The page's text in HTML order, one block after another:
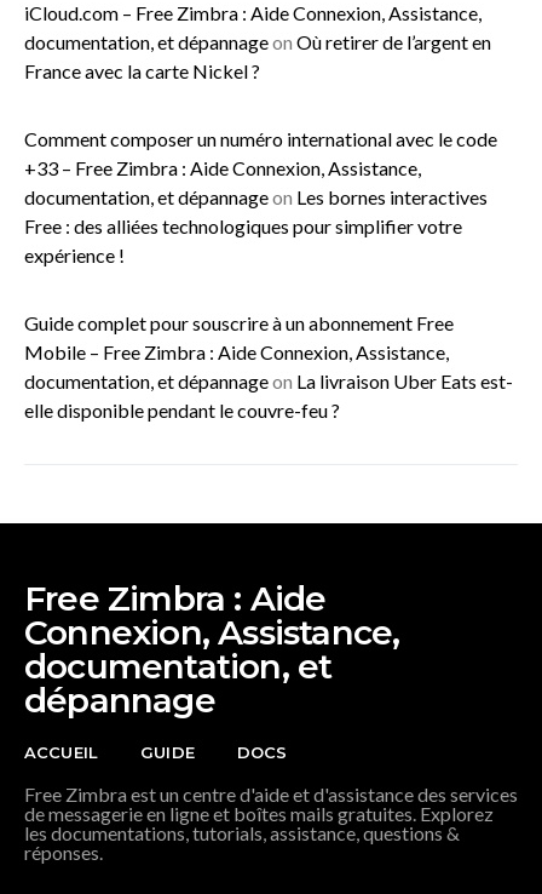
iCloud.com – Free Zimbra : Aide Connexion, Assistance,
documentation, et dépannageon Où retirer de l’argent en
France avec la carte Nickel ?
Comment composer un numéro international avec le code
+33 – Free Zimbra : Aide Connexion, Assistance,
documentation, et dépannageon Les bornes interactives
Free : des alliées technologiques pour simplifier votre
expérience !
Guide complet pour souscrire à un abonnement Free
Mobile – Free Zimbra : Aide Connexion, Assistance,
documentation, et dépannageon La livraison Uber Eats est-
elle disponible pendant le couvre-feu ?
Free Zimbra : Aide
Connexion, Assistance,
documentation, et
dépannage
ACCUEIL GUIDE DOCS
Free Zimbra est un centre d'aide et d'assistance des services
de messagerie en ligne et boîtes mails gratuites. Explorez
les documentations, tutorials, assistance, questions &
réponses.